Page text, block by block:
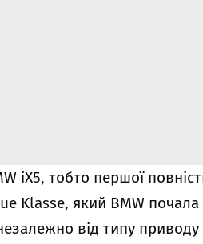
iX5, тобто першої
Klasse, який BMW
від типу приводу